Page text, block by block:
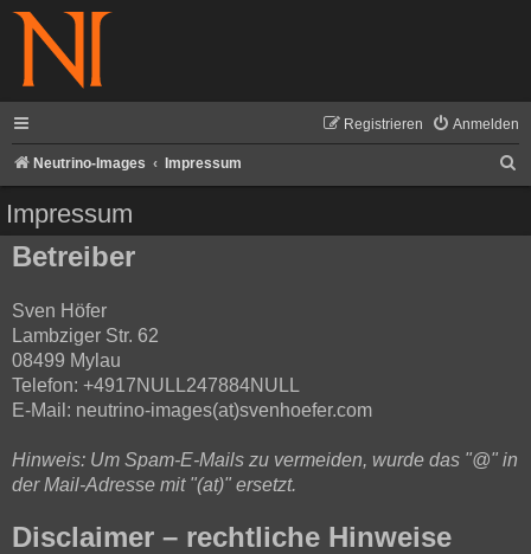
Anmelden
Registrieren
Neutrino-Images Impressum
Impressum
Betreiber
Sven Höfer
Lambziger Str. 62
08499 Mylau
Telefon: +4917NULL247884NULL
E-Mail: neutrino-images(at)svenhoefer.com
Hinweis: Um Spam-E-Mails zu vermeiden, wurde das "@" in
der Mail-Adresse mit "(at)" ersetzt.
Disclaimer – rechtliche Hinweise